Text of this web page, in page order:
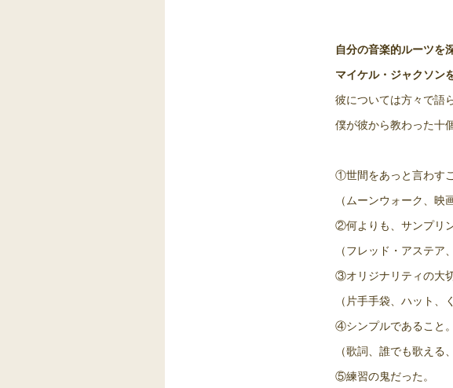
自分の音楽的ルーツを
マイケル・ジャクソン
彼については方々で語
僕が彼から教わった十
①世間をあっと言わす
（ムーンウォーク、映
②何よりも、サンプリ
（フレッド・アステ
③オリジナリティの大切
（片手手袋、ハット、
④シンプルであること。
（歌詞、誰でも歌える
⑤練習の鬼だった。